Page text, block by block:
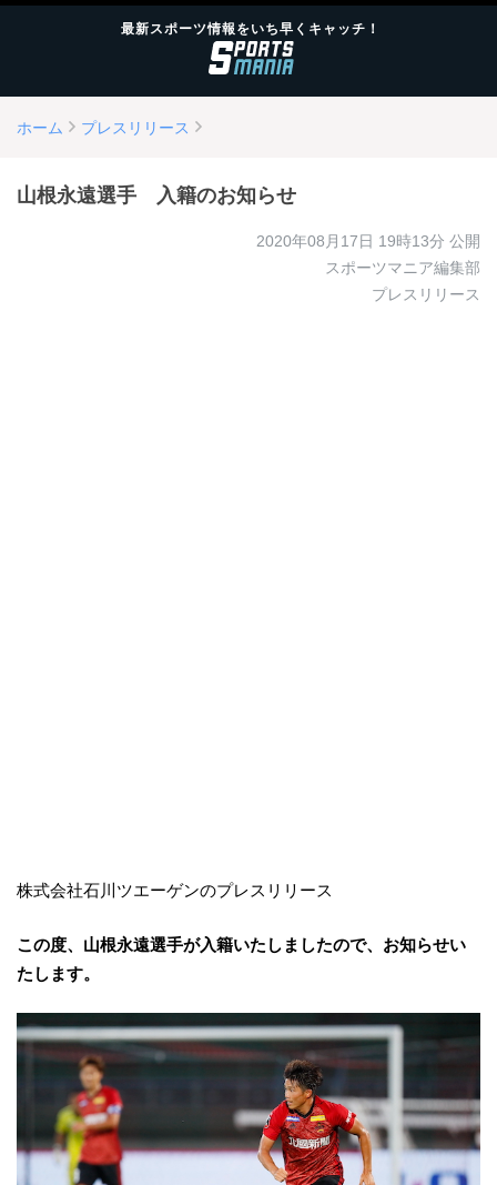
最新スポーツ情報をいち早くキャッチ！
ホーム プレスリリース
山根永遠選手 入籍のお知らせ
2020年08月17日 19時13分 公開
スポーツマニア編集部
プレスリリース
株式会社石川ツエーゲンのプレスリリース
この度、山根永遠選手が入籍いたしましたので、お知らせい
たします。